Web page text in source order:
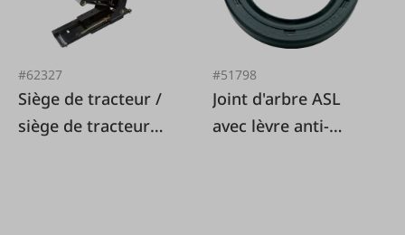
#62327
Siège de tracteur /
siège de tracteur
#51798
Joint d'arbre ASL
avec lèvre anti-